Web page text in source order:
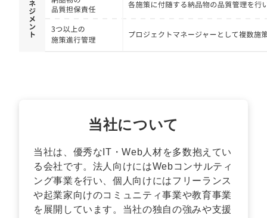
当社について
当社は、優秀なIT・Web人材を多数抱えてい
る会社です。法人向けにはWebコンサルティ
ング事業を行い、個人向けにはフリーランス
や起業家向けのコミュニティ事業や教育事業
を展開しています。当社の独自の強みや支援